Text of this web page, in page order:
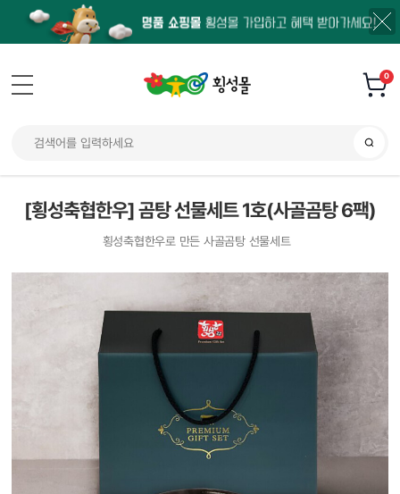
0
[횡성축협한우] 곰탕 선물세트 1호(사골곰탕 6팩)
횡성축협한우로 만든 사골곰탕 선물세트